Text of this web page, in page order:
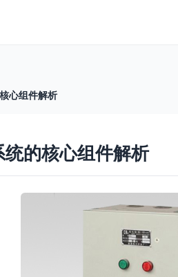
心组件解析
的核心组件解析